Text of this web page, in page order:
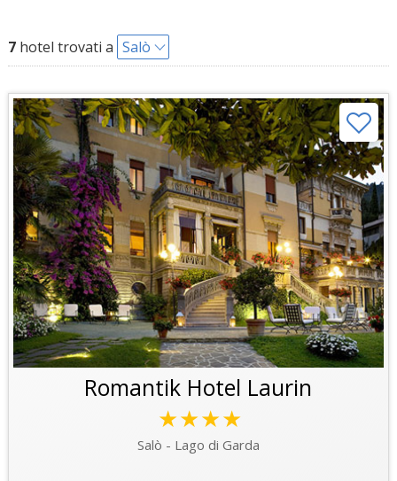
7hotel trovati a Salò
Romantik Hotel Laurin
★★★★
Salò - Lago di Garda